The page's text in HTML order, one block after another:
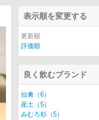
表示順を変更する
更新順
評価順
良く飲むブランド
仙禽（6）
産土（5）
みむろ杉（5）